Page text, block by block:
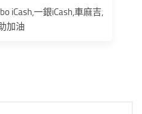
iCash,一銀iCash,車麻吉,
加油